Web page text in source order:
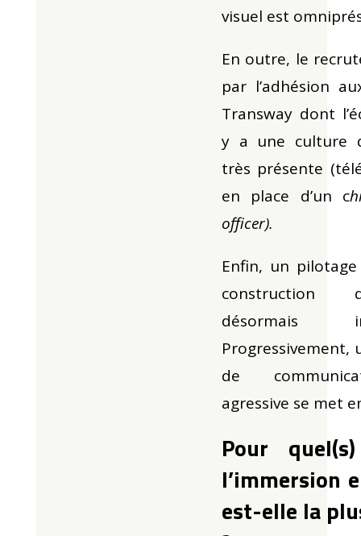
visuel est
En outre, le
par l’adhésion
Transway dont
y a une culture
très présente
en place d’un c
officer).
Enfin, un
construction
désormais
Progressivement,
de
agressive se met
Pour
l’immersion
est-elle la